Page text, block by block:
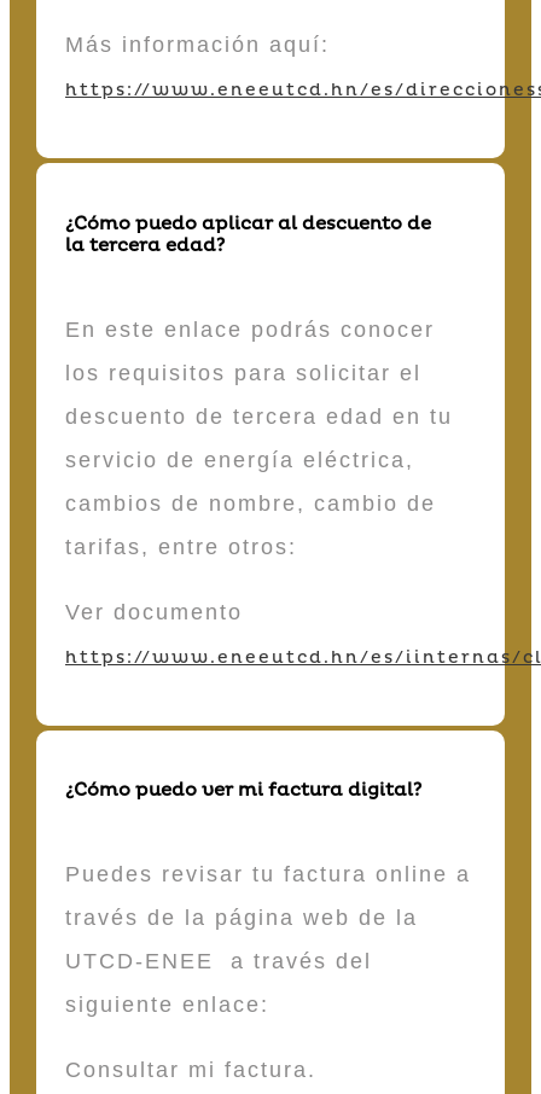
Más información aquí:
https://www.eneeutcd.hn/es/
¿Cómo puedo aplicar al descuento de
la tercera edad?
En este enlace podrás conocer
los requisitos para solicitar el
descuento de tercera edad en tu
servicio de energía eléctrica,
cambios de nombre, cambio de
tarifas, entre otros:
Ver documento
https://www.eneeutcd.hn/es/iinternas/
¿Cómo puedo ver mi factura digital?
Puedes revisar tu factura online a
través de la página web de la
UTCD-ENEE a través del
siguiente enlace:
Consultar mi factura.